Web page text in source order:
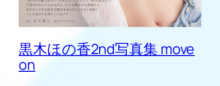
黒木ほの香2nd写真集 move
on